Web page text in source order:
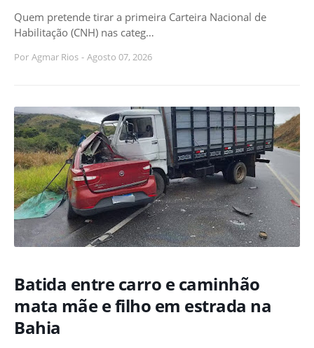
Quem pretende tirar a primeira Carteira Nacional de
Habilitação (CNH) nas categ…
Por Agmar Rios - Agosto 07, 2026
Batida entre carro e caminhão
mata mãe e filho em estrada na
Bahia